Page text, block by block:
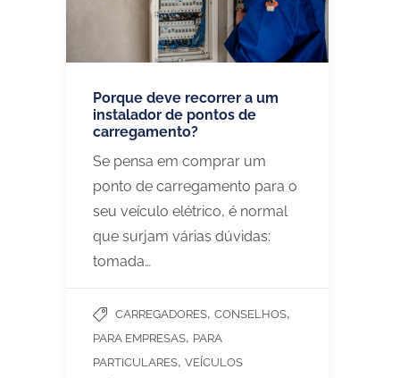
Porque deve recorrer a um
instalador de pontos de
carregamento?
Se pensa em comprar um
ponto de carregamento para o
seu veículo elétrico, é normal
que surjam várias dúvidas:
tomada…
CARREGADORES, CONSELHOS,
PARA EMPRESAS, PARA
PARTICULARES, VEÍCULOS